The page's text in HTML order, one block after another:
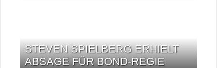
STEVEN SPIELBERG ERHIELT
ABSAGE FÜR BOND-REGIE